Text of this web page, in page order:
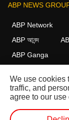
ABP NEWS
ABP Network
ABP আনন্দ
ABP Ganga
FOLLOW US
This website
We use cookies
traffic, and
agree to our use